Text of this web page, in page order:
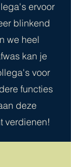
ervoor
blinkend
we heel
kan je
voor
functies
deze
verdienen!